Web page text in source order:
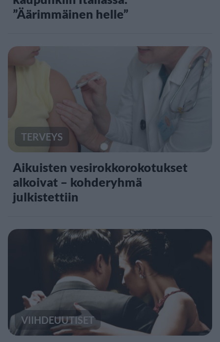
”Äärimmäinen helle”
TERVEYS
Aikuisten vesirokkorokotukset
alkoivat – kohderyhmä
julkistettiin
VIIHDEUUTISET